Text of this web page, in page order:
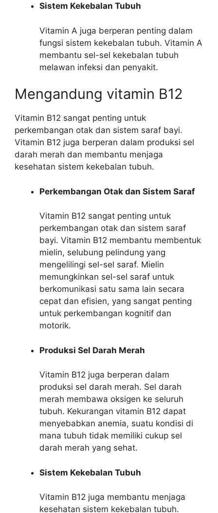
Sistem Kekebalan Tubuh
Vitamin A juga berperan penting dalam
fungsi sistem kekebalan tubuh. Vitamin A
membantu sel-sel kekebalan tubuh
melawan infeksi dan penyakit.
Mengandung vitamin B12
Vitamin B12 sangat penting untuk
perkembangan otak dan sistem saraf bayi.
Vitamin B12 juga berperan dalam produksi sel
darah merah dan membantu menjaga
kesehatan sistem kekebalan tubuh.
Perkembangan Otak dan Sistem Saraf
Vitamin B12 sangat penting untuk
perkembangan otak dan sistem saraf
bayi. Vitamin B12 membantu membentuk
mielin, selubung pelindung yang
mengelilingi sel-sel saraf. Mielin
memungkinkan sel-sel saraf untuk
berkomunikasi satu sama lain secara
cepat dan efisien, yang sangat penting
untuk perkembangan kognitif dan
motorik.
Produksi Sel Darah Merah
Vitamin B12 juga berperan dalam
produksi sel darah merah. Sel darah
merah membawa oksigen ke seluruh
tubuh. Kekurangan vitamin B12 dapat
menyebabkan anemia, suatu kondisi di
mana tubuh tidak memiliki cukup sel
darah merah yang sehat.
Sistem Kekebalan Tubuh
Vitamin B12 juga membantu menjaga
kesehatan sistem kekebalan tubuh.